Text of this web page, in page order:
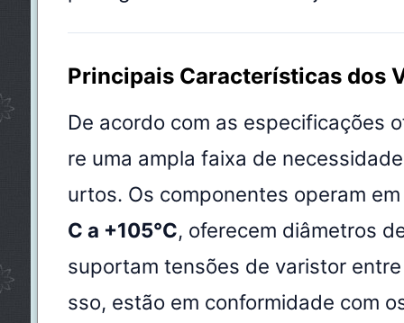
Principais Características dos
De acordo com as especificações
re uma ampla faixa de
urtos. Os componentes operam
C a +105°C, oferecem diâmetros
suportam tensões de varistor
sso, estão em conformidade com